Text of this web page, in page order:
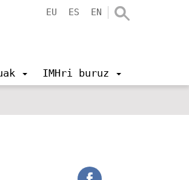
EU ES EN
IMHri buruz